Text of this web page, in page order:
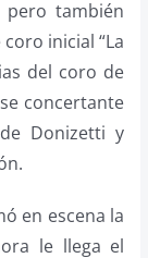
también
inicial “La
del coro de
concertante
Donizetti y
en escena la
le llega el